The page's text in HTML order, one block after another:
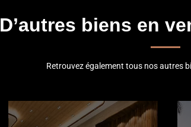
D’autres biens en
Retrouvez également tous nos autres